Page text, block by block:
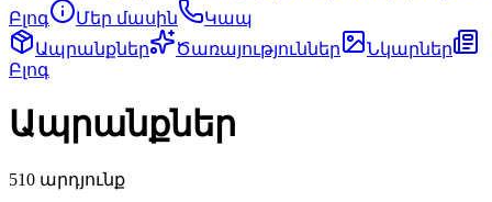
Բլոգ
Մեր մասին
Կապ
Ապրանքներ
Ծառայություններ
Նկարներ
Բլոգ
Ապրանքներ
510 արդյունք